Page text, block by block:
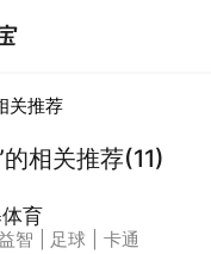
关推荐
相关推荐(11)
育
智 足球
卡通